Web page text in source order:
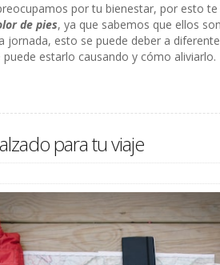
por tu bienestar, por esto
de pies, ya que sabemos que ellos
jornada, esto se puede deber a
estarlo causando y cómo aliviarlo.
para tu viaje